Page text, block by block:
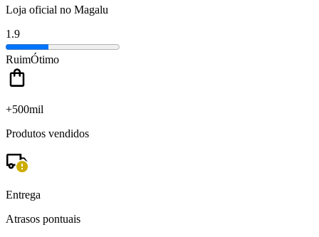
Loja oficial no Magalu
1.9
RuimÓtimo
+500mil
Produtos vendidos
Entrega
Atrasos pontuais